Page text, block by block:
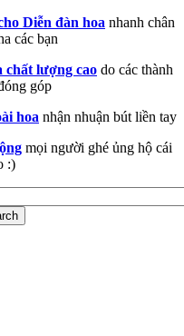
Diễn đàn hoa nhanh chân
các bạn
chất lượng cao do các thành
góp
hoa nhận nhuận bút liền tay
mọi người ghé ủng hộ cái
:)